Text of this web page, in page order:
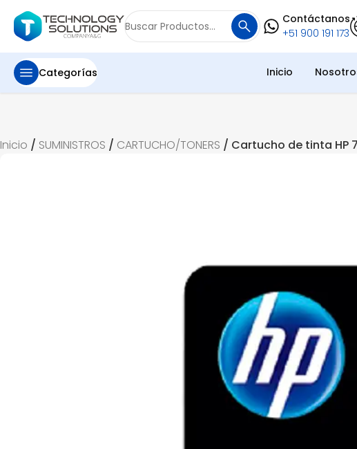
Buscar
por:
Contáctanos
+51 900 191 173
Categorías Inicio
Inicio / SUMINISTROS / CARTUCHO/TONERS / Cartucho de tinta HP